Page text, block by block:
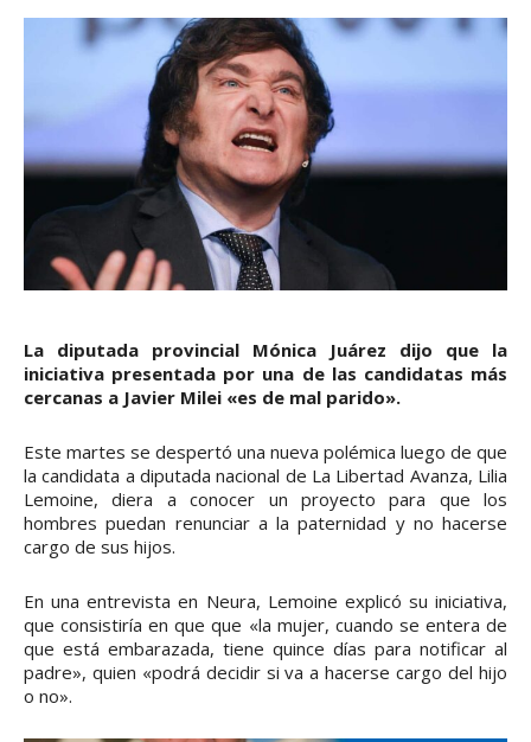
La diputada provincial Mónica Juárez dijo que la
iniciativa presentada por una de las candidatas más
cercanas a Javier Milei «es de mal parido».
Este martes se despertó una nueva polémica luego de que
la candidata a diputada nacional de La Libertad Avanza, Lilia
Lemoine, diera a conocer un proyecto para que los
hombres puedan renunciar a la paternidad y no hacerse
cargo de sus hijos.
En una entrevista en Neura, Lemoine explicó su iniciativa,
que consistiría en que que «la mujer, cuando se entera de
que está embarazada, tiene quince días para notificar al
padre», quien «podrá decidir si va a hacerse cargo del hijo
o no».